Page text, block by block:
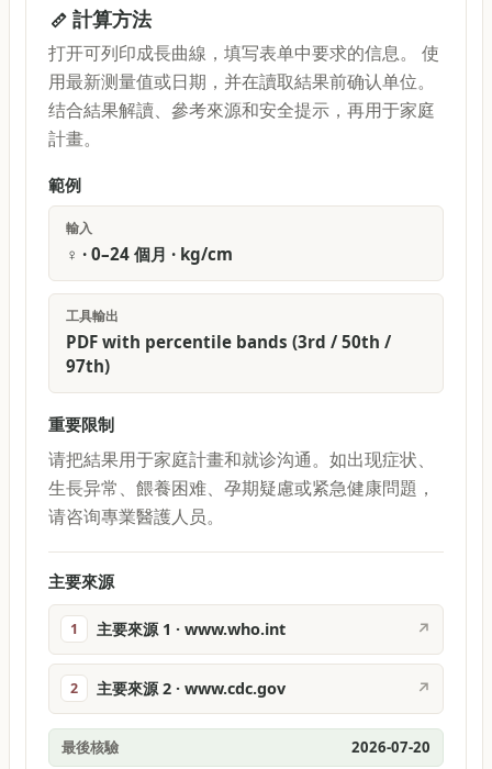
計算方法
打开可列印成長曲線，填写表单中要求的信息。 使
用最新测量值或日期，并在讀取結果前确认单位。
结合結果解讀、參考來源和安全提示，再用于家庭
計畫。
範例
輸入
♀ · 0–24 個月 · kg/cm
工具輸出
PDF with percentile bands (3rd / 50th /
97th)
重要限制
请把結果用于家庭計畫和就诊沟通。如出现症状、
生長异常、餵養困难、孕期疑慮或紧急健康問題，
请咨询專業醫護人员。
主要來源
1 主要來源 1 · www.who.int ↗
2 主要來源 2 · www.cdc.gov ↗
最後核驗 2026-07-20